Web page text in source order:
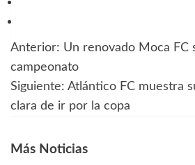
Navegación
de
entradas
Anterior: Un renovado Moca FC
campeonato
Siguiente: Atlántico FC muestra
clara de ir por la copa
Más Noticias